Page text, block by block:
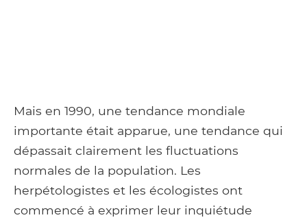
Mais en 1990, une tendance mondiale
importante était apparue, une tendance qui
dépassait clairement les fluctuations
normales de la population. Les
herpétologistes et les écologistes ont
commencé à exprimer leur inquiétude